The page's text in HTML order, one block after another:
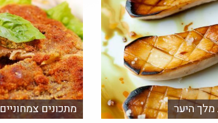
מלך היער מתכונים צמחוניים